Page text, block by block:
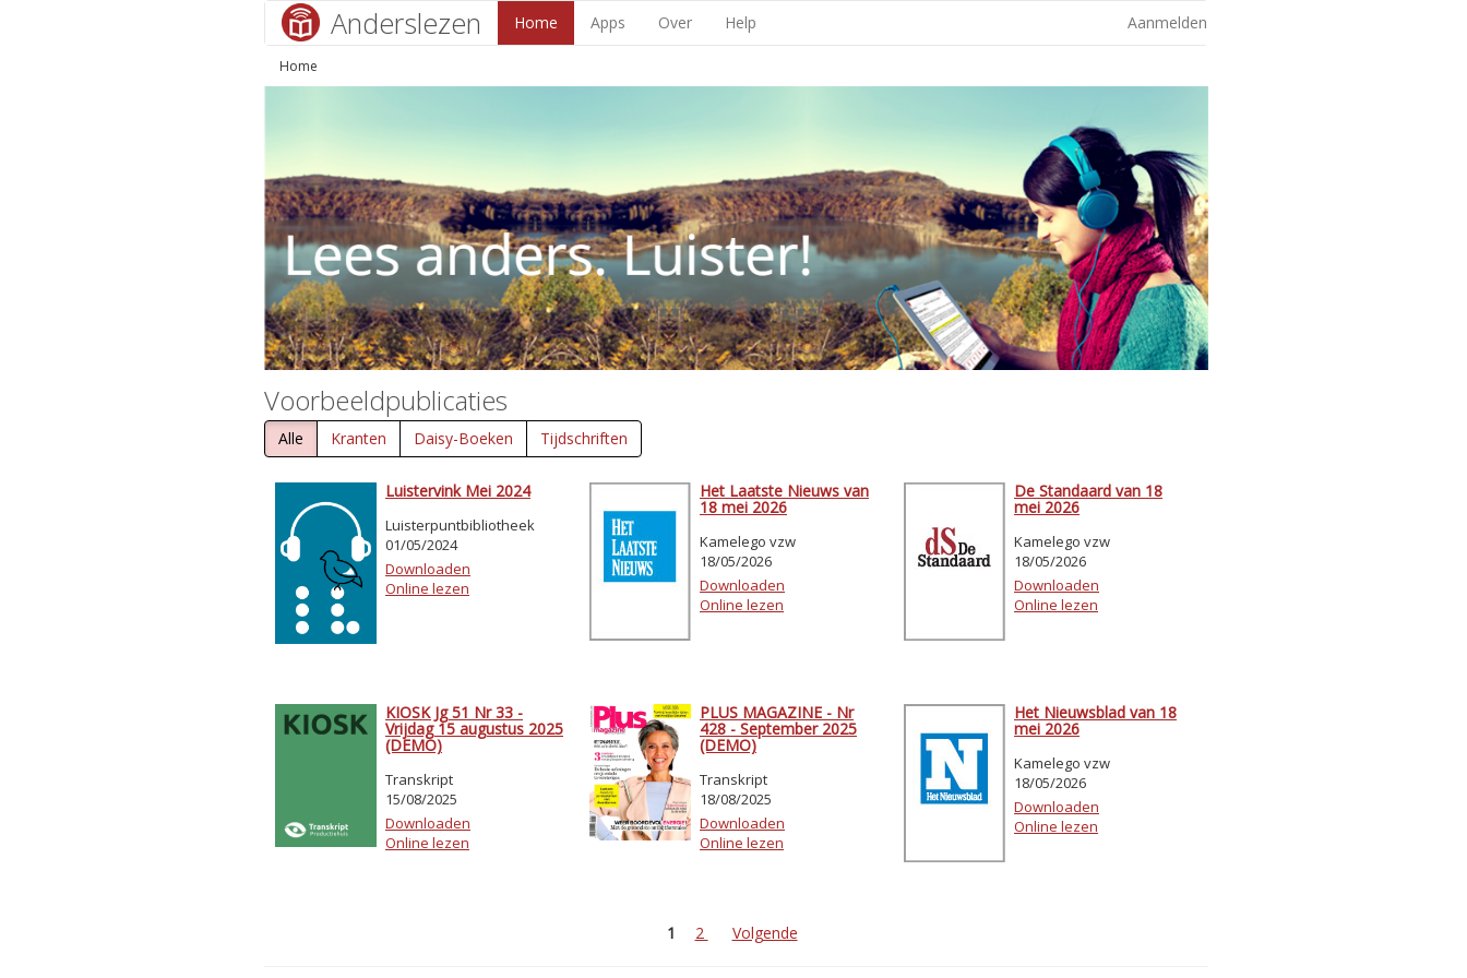
Anderslezen Home Apps Over Help Aanmelden
Home
Voorbeeldpublicaties
Alle Kranten Daisy-Boeken Tijdschriften
Luistervink Mei 2024
Luisterpuntbibliotheek
01/05/2024
Downloaden
Online lezen
Het Laatste Nieuws van
18 mei 2026
Kamelego vzw
18/05/2026
Downloaden
Online lezen
De Standaard van 18
mei 2026
Kamelego vzw
18/05/2026
Downloaden
Online lezen
KIOSK Jg 51 Nr 33 -
Vrijdag 15 augustus 2025
(DEMO)
Transkript
15/08/2025
Downloaden
Online lezen
PLUS MAGAZINE - Nr
428 - September 2025
(DEMO)
Transkript
18/08/2025
Downloaden
Online lezen
Het Nieuwsblad van 18
mei 2026
Kamelego vzw
18/05/2026
Downloaden
Online lezen
1 2 Volgende